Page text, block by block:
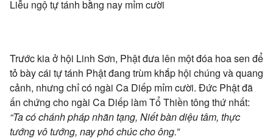
Liễu ngộ tự tánh bằng nay mỉm cười
Trước kia ở hội Linh Sơn, Phật đưa lên một đóa hoa sen để
tỏ bày cái tự tánh Phật đang trùm khắp hội chúng và quang
cảnh, nhưng chỉ có ngài Ca Diếp mỉm cười. Đức Phật đã
ấn chứng cho ngài Ca Diếp làm Tổ Thiền tông thứ nhất:
“Ta có chánh pháp nhãn tạng, Niết bàn diệu tâm, thực
tướng vô tướng, nay phó chúc cho ông.”